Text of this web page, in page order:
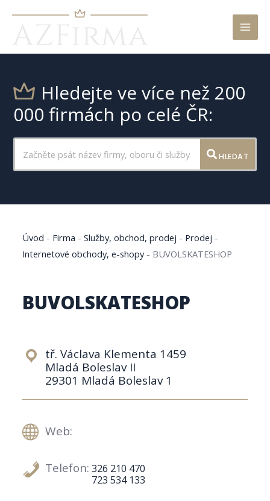
Hledejte ve více než 200
000 firmách po celé ČR:
HLEDAT
Úvod - Firma -Služby, obchod, prodej - Prodej -
Internetové obchody, e-shopy- BUVOLSKATESHOP
BUVOLSKATESHOP
tř. Václava Klementa 1459
Mladá Boleslav II
29301 Mladá Boleslav 1
Web:
Telefon: 326 210 470
723 534 133